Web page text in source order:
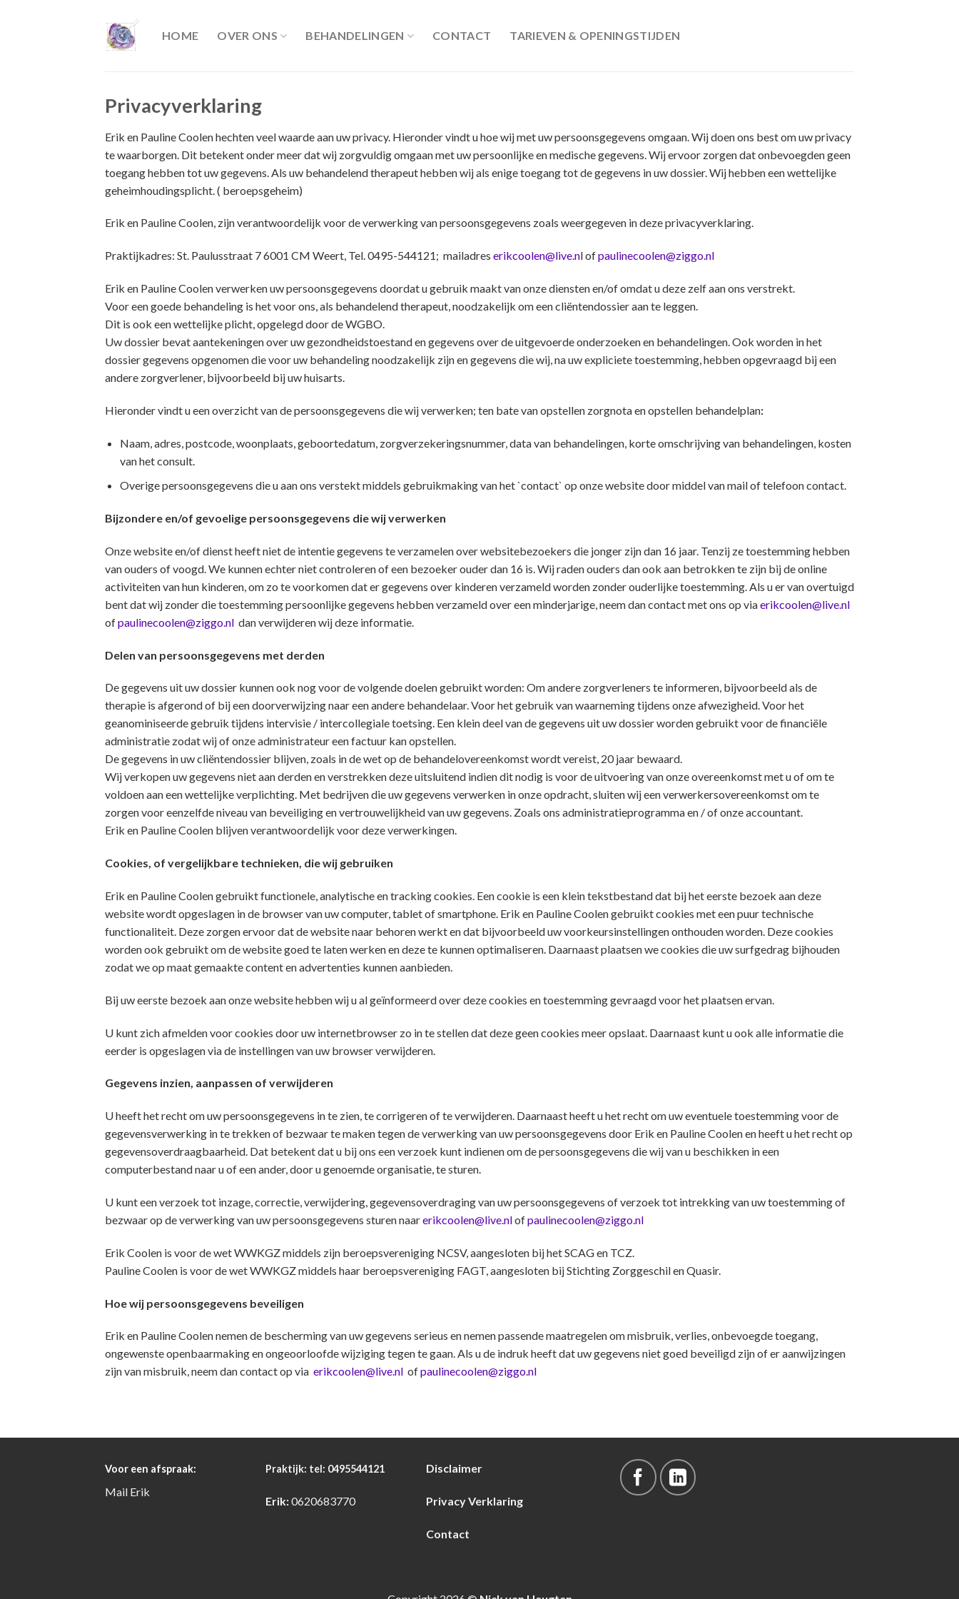
HOME OVER ONS BEHANDELINGEN CONTACT TARIEVEN & OPENINGSTIJDEN
Privacyverklaring
Erik en Pauline Coolen hechten veel waarde aan uw privacy. Hieronder vindt u hoe wij met uw persoonsgegevens omgaan. Wij doen ons best om uw privacy
te waarborgen. Dit betekent onder meer dat wij zorgvuldig omgaan met uw persoonlijke en medische gegevens. Wij ervoor zorgen dat onbevoegden geen
toegang hebben tot uw gegevens. Als uw behandelend therapeut hebben wij als enige toegang tot de gegevens in uw dossier. Wij hebben een wettelijke
geheimhoudingsplicht. ( beroepsgeheim)
Erik en Pauline Coolen, zijn verantwoordelijk voor de verwerking van persoonsgegevens zoals weergegeven in deze privacyverklaring.
Praktijkadres: St. Paulusstraat 7 6001 CM Weert, Tel. 0495-544121; mailadres erikcoolen@live.nlofpaulinecoolen@ziggo.nl
Erik en Pauline Coolen verwerken uw persoonsgegevens doordat u gebruik maakt van onze diensten en/of omdat u deze zelf aan ons verstrekt.
Voor een goede behandeling is het voor ons, als behandelend therapeut, noodzakelijk om een cliëntendossier aan te leggen.
Dit is ook een wettelijke plicht, opgelegd door de WGBO.
Uw dossier bevat aantekeningen over uw gezondheidstoestand en gegevens over de uitgevoerde onderzoeken en behandelingen. Ook worden in het
dossier gegevens opgenomen die voor uw behandeling noodzakelijk zijn en gegevens die wij, na uw expliciete toestemming, hebben opgevraagd bij een
andere zorgverlener, bijvoorbeeld bij uw huisarts.
Hieronder vindt u een overzicht van de persoonsgegevens die wij verwerken; ten bate van opstellen zorgnota en opstellen behandelplan:
Naam, adres, postcode, woonplaats, geboortedatum, zorgverzekeringsnummer, data van behandelingen, korte omschrijving van behandelingen, kosten
van het consult.
Overige persoonsgegevens die u aan ons verstekt middels gebruikmaking van het `contact` op onze website door middel van mail of telefoon contact.
Bijzondere en/of gevoelige persoonsgegevens die wij verwerken
Onze website en/of dienst heeft niet de intentie gegevens te verzamelen over websitebezoekers die jonger zijn dan 16 jaar. Tenzij ze toestemming hebben
van ouders of voogd. We kunnen echter niet controleren of een bezoeker ouder dan 16 is. Wij raden ouders dan ook aan betrokken te zijn bij de online
activiteiten van hun kinderen, om zo te voorkomen dat er gegevens over kinderen verzameld worden zonder ouderlijke toestemming. Als u er van overtuigd
bent dat wij zonder die toestemming persoonlijke gegevens hebben verzameld over een minderjarige, neem dan contact met ons op viaerikcoolen@live.nl
ofpaulinecoolen@ziggo.nl dan verwijderen wij deze informatie.
Delen van persoonsgegevens met derden
De gegevens uit uw dossier kunnen ook nog voor de volgende doelen gebruikt worden: Om andere zorgverleners te informeren, bijvoorbeeld als de
therapie is afgerond of bij een doorverwijzing naar een andere behandelaar. Voor het gebruik van waarneming tijdens onze afwezigheid. Voor het
geanominiseerde gebruik tijdens intervisie / intercollegiale toetsing. Een klein deel van de gegevens uit uw dossier worden gebruikt voor de financiële
administratie zodat wij of onze administrateur een factuur kan opstellen.
De gegevens in uw cliëntendossier blijven, zoals in de wet op de behandelovereenkomst wordt vereist, 20 jaar bewaard.
Wij verkopen uw gegevens niet aan derden en verstrekken deze uitsluitend indien dit nodig is voor de uitvoering van onze overeenkomst met u of om te
voldoen aan een wettelijke verplichting. Met bedrijven die uw gegevens verwerken in onze opdracht, sluiten wij een verwerkersovereenkomst om te
zorgen voor eenzelfde niveau van beveiliging en vertrouwelijkheid van uw gegevens. Zoals ons administratieprogramma en / of onze accountant.
Erik en Pauline Coolen blijven verantwoordelijk voor deze verwerkingen.
Cookies, of vergelijkbare technieken, die wij gebruiken
Erik en Pauline Coolen gebruikt functionele, analytische en tracking cookies. Een cookie is een klein tekstbestand dat bij het eerste bezoek aan deze
website wordt opgeslagen in de browser van uw computer, tablet of smartphone. Erik en Pauline Coolen gebruikt cookies met een puur technische
functionaliteit. Deze zorgen ervoor dat de website naar behoren werkt en dat bijvoorbeeld uw voorkeursinstellingen onthouden worden. Deze cookies
worden ook gebruikt om de website goed te laten werken en deze te kunnen optimaliseren. Daarnaast plaatsen we cookies die uw surfgedrag bijhouden
zodat we op maat gemaakte content en advertenties kunnen aanbieden.
Bij uw eerste bezoek aan onze website hebben wij u al geïnformeerd over deze cookies en toestemming gevraagd voor het plaatsen ervan.
U kunt zich afmelden voor cookies door uw internetbrowser zo in te stellen dat deze geen cookies meer opslaat. Daarnaast kunt u ook alle informatie die
eerder is opgeslagen via de instellingen van uw browser verwijderen.
Gegevens inzien, aanpassen of verwijderen
U heeft het recht om uw persoonsgegevens in te zien, te corrigeren of te verwijderen. Daarnaast heeft u het recht om uw eventuele toestemming voor de
gegevensverwerking in te trekken of bezwaar te maken tegen de verwerking van uw persoonsgegevens door Erik en Pauline Coolen en heeft u het recht op
gegevensoverdraagbaarheid. Dat betekent dat u bij ons een verzoek kunt indienen om de persoonsgegevens die wij van u beschikken in een
computerbestand naar u of een ander, door u genoemde organisatie, te sturen.
U kunt een verzoek tot inzage, correctie, verwijdering, gegevensoverdraging van uw persoonsgegevens of verzoek tot intrekking van uw toestemming of
bezwaar op de verwerking van uw persoonsgegevens sturen naarerikcoolen@live.nlofpaulinecoolen@ziggo.nl
Erik Coolen is voor de wet WWKGZ middels zijn beroepsvereniging NCSV, aangesloten bij het SCAG en TCZ.
Pauline Coolen is voor de wet WWKGZ middels haar beroepsvereniging FAGT, aangesloten bij Stichting Zorggeschil en Quasir.
Hoe wij persoonsgegevens beveiligen
Erik en Pauline Coolen nemen de bescherming van uw gegevens serieus en nemen passende maatregelen om misbruik, verlies, onbevoegde toegang,
ongewenste openbaarmaking en ongeoorloofde wijziging tegen te gaan. Als u de indruk heeft dat uw gegevens niet goed beveiligd zijn of er aanwijzingen
zijn van misbruik, neem dan contact op via erikcoolen@live.nl ofpaulinecoolen@ziggo.nl
Voor een afspraak:
Mail Erik
Praktijk: tel: 0495544121
Erik:0620683770
Disclaimer
Privacy Verklaring
Contact